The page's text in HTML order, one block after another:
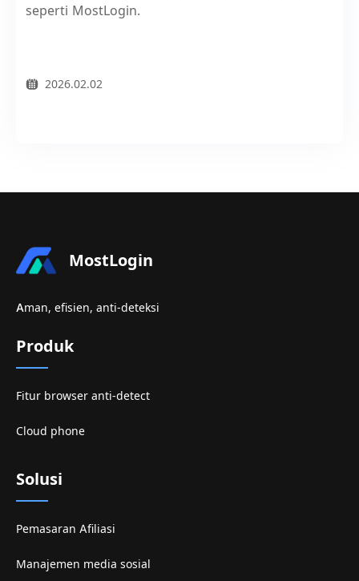
seperti MostLogin.
2026.02.02
MostLogin
Aman, efisien, anti-deteksi
Produk
Fitur browser anti-detect
Cloud phone
Solusi
Pemasaran Afiliasi
Manajemen media sosial